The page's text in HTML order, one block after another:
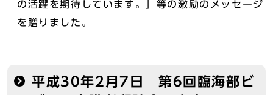
の活躍を期待しています。」等の激励のメッセージ
を贈りました。
平成30年2月7日 第6回臨海部ビ